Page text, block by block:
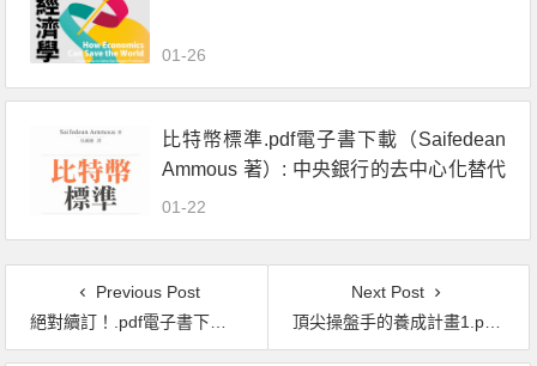
01-26
比特幣標準.pdf電子書下載（Saifedean
Ammous 著）: 中央銀行的去中心化替代
方案
01-22
Previous Post
絕對續訂！.pdf電子書下載（尼克．梅塔, 丹恩．史坦曼, 林肯．墨菲 著）:訂閱經濟最關鍵的獲客、養客、留客術
Next Post
頂尖操盤手的養成計畫1.pdf電子書下載（約翰．派伯（John Piper）著）：建立你的獲利模型